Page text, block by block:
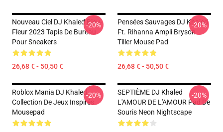
Nouveau Ciel DJ Khaled Bleu-
Fleur 2023 Tapis De Bureau
Pour Sneakers
26,68 € - 50,50 €
-20%
Pensées Sauvages DJ Khaled
Ft. Rihanna Ampli Bryson
Tiller Mouse Pad
26,68 € - 50,50 €
-20%
Roblox Mania DJ Khaled
Collection De Jeux Inspirés
Mousepad
-20%
SEPTIÈME DJ Khaled
L'AMOUR DE L'AMOUR Pad De
Souris Neon Nightscape
-20%